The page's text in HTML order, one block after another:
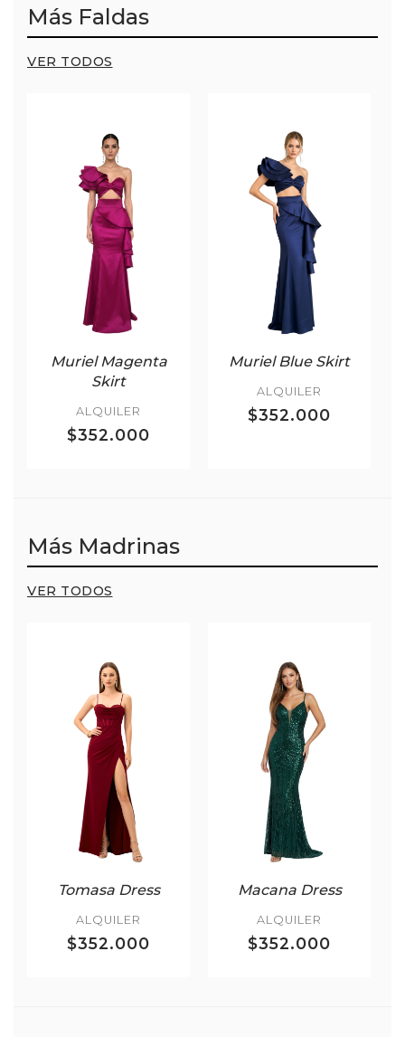
Más Faldas
VER TODOS
Muriel Magenta
Skirt
ALQUILER
$352.000
Muriel Blue Skirt
ALQUILER
$352.000
Más Madrinas
VER TODOS
Tomasa Dress
ALQUILER
$352.000
Macana Dress
ALQUILER
$352.000